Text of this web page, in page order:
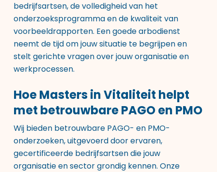
bedrijfsartsen, de volledigheid van het
onderzoeksprogramma en de kwaliteit van
voorbeeldrapporten. Een goede arbodienst
neemt de tijd om jouw situatie te begrijpen en
stelt gerichte vragen over jouw organisatie en
werkprocessen.
Hoe Masters in Vitaliteit helpt
met betrouwbare PAGO en PMO
Wij bieden betrouwbare PAGO- en PMO-
onderzoeken, uitgevoerd door ervaren,
gecertificeerde bedrijfsartsen die jouw
organisatie en sector grondig kennen. Onze